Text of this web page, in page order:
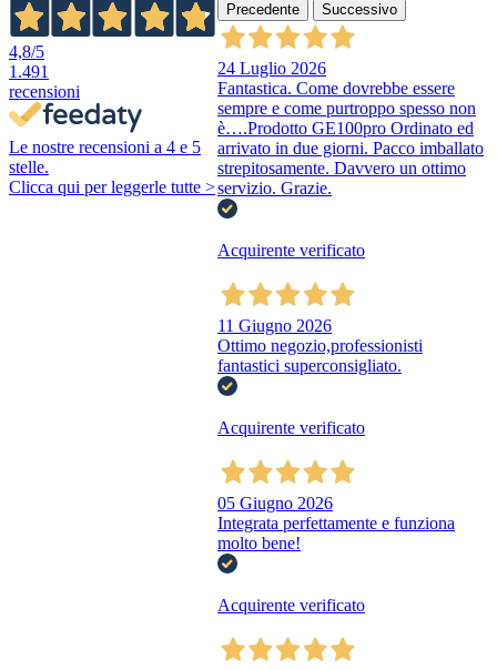
4,8/5
1.491
recensioni
Le nostre recensioni a 4 e 5
stelle.
Clicca qui per leggerle tutte >
Precedente Successivo
24 Luglio 2026
Fantastica. Come dovrebbe essere
sempre e come purtroppo spesso non
è….Prodotto GE100pro Ordinato ed
arrivato in due giorni. Pacco imballato
strepitosamente. Davvero un ottimo
servizio. Grazie.
Acquirente verificato
11 Giugno 2026
Ottimo negozio,professionisti
fantastici superconsigliato.
Acquirente verificato
05 Giugno 2026
Integrata perfettamente e funziona
molto bene!
Acquirente verificato